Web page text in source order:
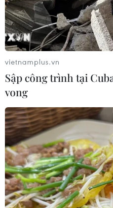
vietnamplus.vn
Sập công trình tại
vong